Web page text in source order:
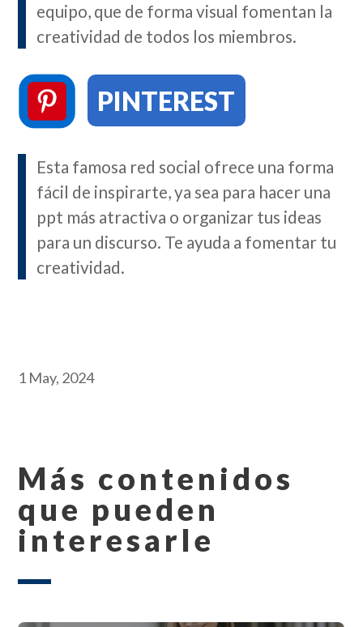
equipo, que de forma visual fomentan la
creatividad de todos los miembros.
PINTEREST
Esta famosa red social ofrece una forma
fácil de inspirarte, ya sea para hacer una
ppt más atractiva o organizar tus ideas
para un discurso. Te ayuda a fomentar tu
creatividad.
1 May, 2024
Más contenidos
que pueden
interesarle